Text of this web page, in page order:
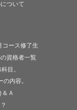
ついて
ース修了生
資格者一覧
目。
内容。
Ａ